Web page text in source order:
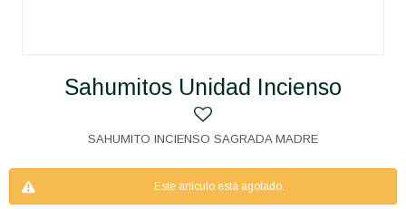
Sahumitos Unidad Incienso
SAHUMITO INCIENSO SAGRADA MADRE
Este artículo está agotado.